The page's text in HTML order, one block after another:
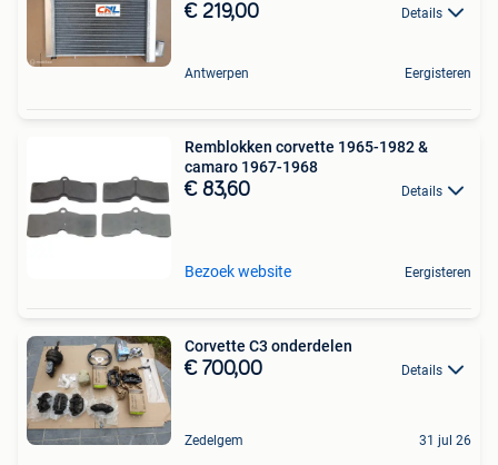
€ 219,00 Details
Antwerpen Eergisteren
Remblokken corvette 1965-1982 &
camaro 1967-1968
€ 83,60 Details
Bezoek website Eergisteren
Corvette C3 onderdelen
€ 700,00 Details
Zedelgem 31 jul 26